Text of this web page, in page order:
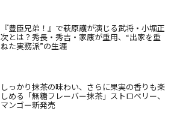
『豊臣兄弟！』で萩原護が演じる武将・小堀正
次とは？秀長・秀吉・家康が重用、“出家を重
ねた実務派”の生涯
しっかり抹茶の味わい、さらに果実の香りも楽
しめる「無糖フレーバー抹茶」ストロベリー、
マンゴー新発売